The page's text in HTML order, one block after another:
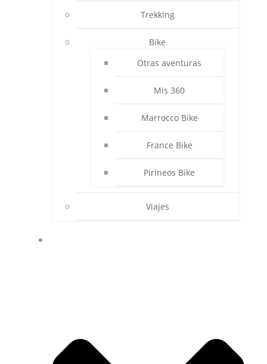
Trekking
Bike
Otras aventuras
Mis 360
Marrocco Bike
France Bike
Pirineos Bike
Viajes